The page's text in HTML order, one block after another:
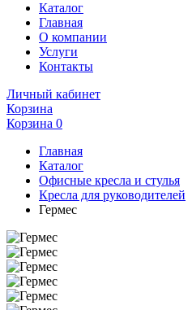
Каталог
Главная
О компании
Услуги
Контакты
Личный кабинет
Корзина
Корзина 0
Главная
Каталог
Офисные кресла и стулья
Кресла для руководителей
Гермес